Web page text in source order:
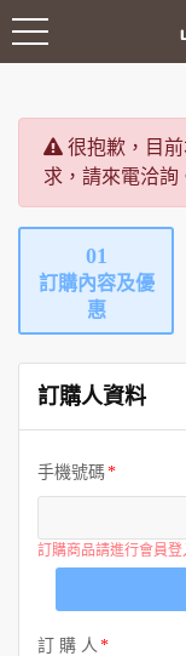
很抱歉，目
求，請來電洽詢
01
訂購內容及優
惠
訂購人資料
手機號碼
訂購商品請進行會員
訂 購 人